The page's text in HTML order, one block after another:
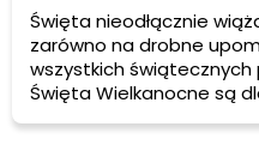
Święta nieodłącznie
zarówno na drobne
wszystkich
Święta Wielkanocne są
kosztowne, co Boże